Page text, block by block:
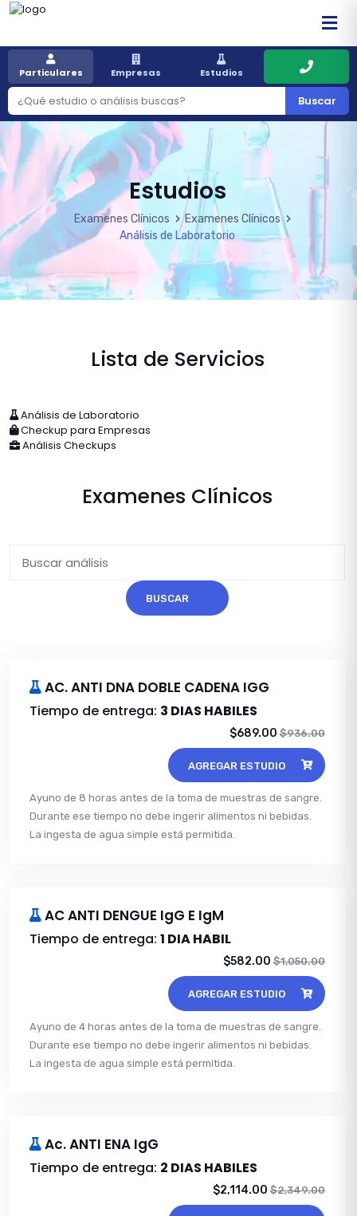
Particulares Empresas Estudios
Buscar
Estudios
Examenes Clínicos
Examenes Clínicos
Análisis de Laboratorio
Lista de Servicios
Análisis de Laboratorio
Checkup para Empresas
Análisis Checkups
Examenes Clínicos
BUSCAR
AC. ANTI DNA DOBLE CADENA IGG
Tiempo de entrega: 3 DIAS HABILES
$689.00 $936.00
AGREGAR ESTUDIO
Ayuno de 8 horas antes de la toma de muestras de sangre.
Durante ese tiempo no debe ingerir alimentos ni bebidas.
La ingesta de agua simple está permitida.
AC ANTI DENGUE IgG E IgM
Tiempo de entrega: 1 DIA HABIL
$582.00 $1,050.00
AGREGAR ESTUDIO
Ayuno de 4 horas antes de la toma de muestras de sangre.
Durante ese tiempo no debe ingerir alimentos ni bebidas.
La ingesta de agua simple está permitida.
Ac. ANTI ENA IgG
Tiempo de entrega: 2 DIAS HABILES
$2,114.00 $2,349.00